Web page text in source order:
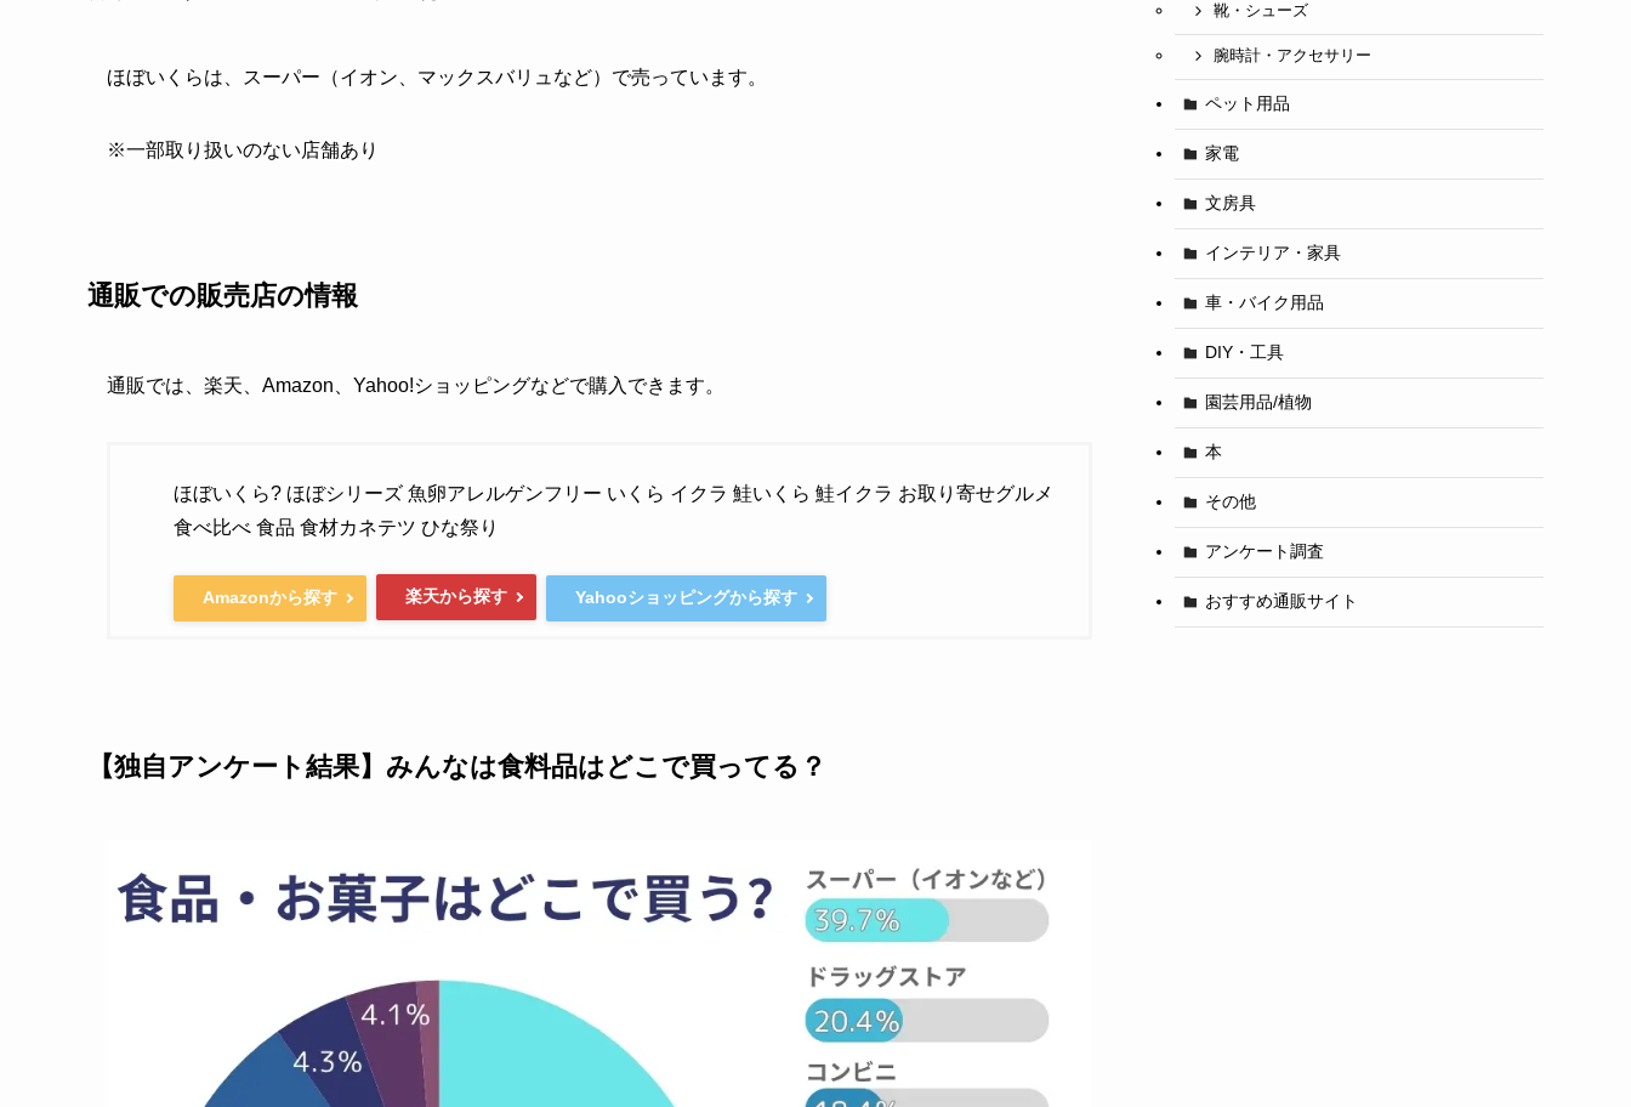
ほぼいくらは、スーパー（イオン、マックスバリュなど）で売っています。
※一部取り扱いのない店舗あり
通販での販売店の情報
通販では、楽天、Amazon、Yahoo!ショッピングなどで購入できます。
ほぼいくら? ほぼシリーズ 魚卵アレルゲンフリー いくら イクラ 鮭いくら 鮭イクラ お取り寄せグルメ
食べ比べ 食品 食材カネテツ ひな祭り
Amazonから探す 楽天から探す Yahooショッピングから探す
【独自アンケート結果】みんなは食料品はどこで買ってる？
靴・シューズ
腕時計・アクセサリー
ペット用品
家電
文房具
インテリア・家具
車・バイク用品
DIY・工具
園芸用品/植物
本
その他
アンケート調査
おすすめ通販サイト